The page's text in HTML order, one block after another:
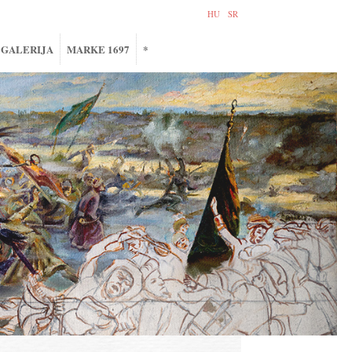
HU SR
GALERIJA MARKE 1697 *